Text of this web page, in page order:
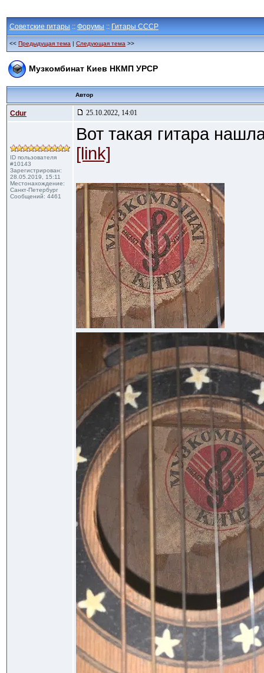
Советские гитары :: Форумы :: Гитары СССР
<< Предыдущая тема | Следующая тема >>
Музкомбинат Киев НКМП УРСР
Автор
Cdur 25.10.2022, 14:01
ID пользователя
#10143
Зарегистрирован:
28.05.2019, 15:11
Местонахождение:
Санкт-Петербург
Сообщений: 4461
Вот такая гитара
[link]